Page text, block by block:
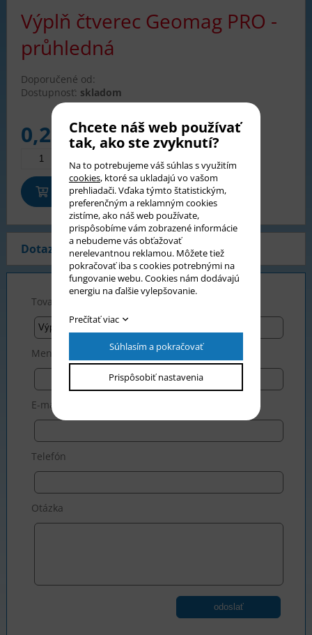
Výplň čtverec Geomag PRO -
průhledná
Doporučené od:
Dostupnosť: skladom
0,20 €
Pridať do košíka
Dotaz na produkt
Tovar *
Meno *
E-mail *
Telefón
Otázka
odoslať
Chcete náš web používať
tak, ako ste zvyknutí?
Na to potrebujeme váš súhlas s využitím
cookies, ktoré sa ukladajú vo vašom
prehliadači. Vďaka týmto štatistickým,
preferenčným a reklamným cookies
zistíme, ako náš web používate,
prispôsobíme vám zobrazené informácie
a nebudeme vás obťažovať
nerelevantnou reklamou. Môžete tiež
pokračovať iba s cookies potrebnými na
fungovanie webu. Cookies nám dodávajú
energiu na ďalšie vylepšovanie.
Prečítať viac
Súhlasím a pokračovať
Prispôsobiť nastavenia